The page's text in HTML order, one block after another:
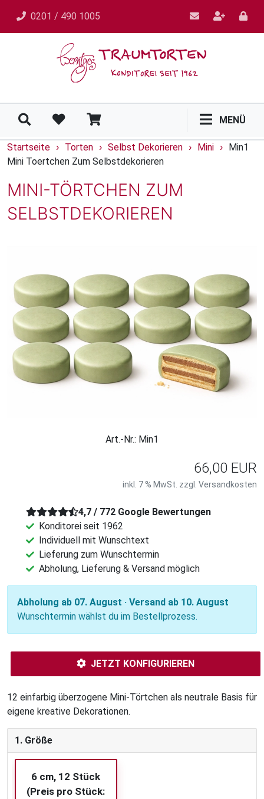
0201 / 490 1005
MENÜ
Startseite › Torten › Selbst Dekorieren › Mini ›
Min1
Mini Toertchen Zum Selbstdekorieren
MINI-TÖRTCHEN ZUM
SELBSTDEKORIEREN
Art.-Nr.: Min1
66,00 EUR
inkl. 7 % MwSt. zzgl. Versandkosten
4,7 / 772 Google Bewertungen
Konditorei seit 1962
Individuell mit Wunschtext
Lieferung zum Wunschtermin
Abholung, Lieferung & Versand möglich
Abholung ab 07. August · Versand ab 10. August
Wunschtermin wählst du im Bestellprozess.
JETZT KONFIGURIEREN
12 einfarbig überzogene Mini-Törtchen als neutrale Basis für
eigene kreative Dekorationen.
1. Größe
6 cm, 12 Stück
(Preis pro Stück: